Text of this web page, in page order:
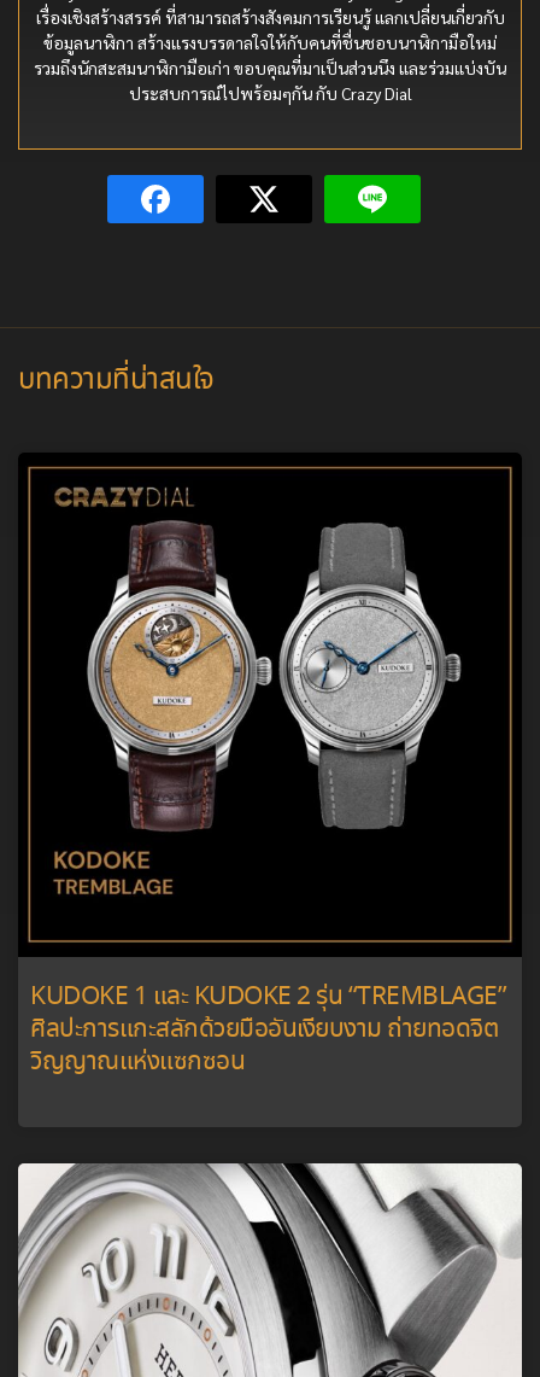
เรื่องเชิงสร้างสรรค์ ที่สามารถสร้างสังคมการเรียนรู้ แลกเปลี่ยนเกี่ยวกับ
ข้อมูลนาฬิกา สร้างแรงบรรดาลใจให้กับคนที่ชื่นชอบนาฬิกามือใหม่
รวมถึงนักสะสมนาฬิกามือเก่า ขอบคุณที่มาเป็นส่วนนึง และร่วมแบ่งบัน
ประสบการณ์ไปพร้อมๆกัน กับ Crazy Dial
บทความที่น่าสนใจ
KUDOKE 1 และ KUDOKE 2 รุ่น “TREMBLAGE”
ศิลปะการแกะสลักด้วยมืออันเงียบงาม ถ่ายทอดจิต
วิญญาณแห่งแซกซอน